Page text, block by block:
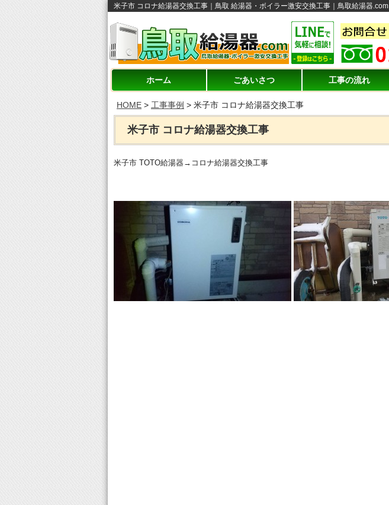
米子市 コロナ給湯器交換工事｜鳥取 給湯器・ボイラー激安交換工事｜鳥取給湯器.com
ホーム ごあいさつ 工事の流れ
HOME > 工事事例 > 米子市 コロナ給湯器交換工事
米子市 コロナ給湯器交換工事
米子市 TOTO給湯器→コロナ給湯器交換工事